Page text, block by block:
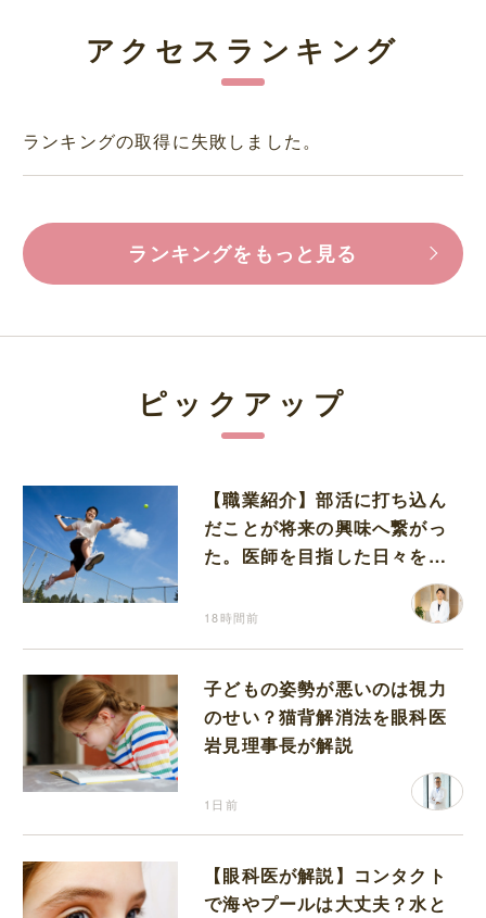
アクセスランキング
ランキングの取得に失敗しました。
ランキングをもっと見る
ピックアップ
【職業紹介】部活に打ち込ん
だことが将来の興味へ繋がっ
た。医師を目指した日々を振
18時間前
子どもの姿勢が悪いのは視力
のせい？猫背解消法を眼科医
岩見理事長が解説
1日前
【眼科医が解説】コンタクト
で海やプールは大丈夫？水と